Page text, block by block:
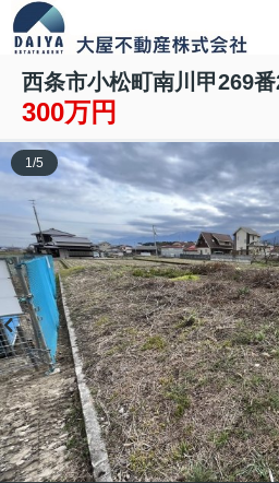
西条市小松町南川甲269
300万円
1/5